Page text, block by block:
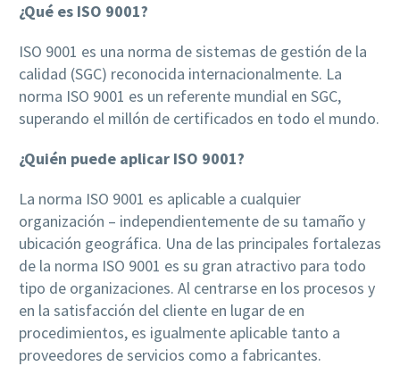
¿Qué es ISO 9001?
ISO 9001 es una norma de sistemas de gestión de la
calidad (SGC) reconocida internacionalmente. La
norma ISO 9001 es un referente mundial en SGC,
superando el millón de certificados en todo el mundo.
¿Quién puede aplicar ISO 9001?
La norma ISO 9001 es aplicable a cualquier
organización – independientemente de su tamaño y
ubicación geográfica. Una de las principales fortalezas
de la norma ISO 9001 es su gran atractivo para todo
tipo de organizaciones. Al centrarse en los procesos y
en la satisfacción del cliente en lugar de en
procedimientos, es igualmente aplicable tanto a
proveedores de servicios como a fabricantes.